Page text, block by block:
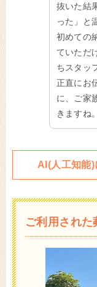
抜いた結
った」と
初めての
ていただ
ちスタッ
正直にお
に、ご家
きますね。
AI(人工知能
ご利用され